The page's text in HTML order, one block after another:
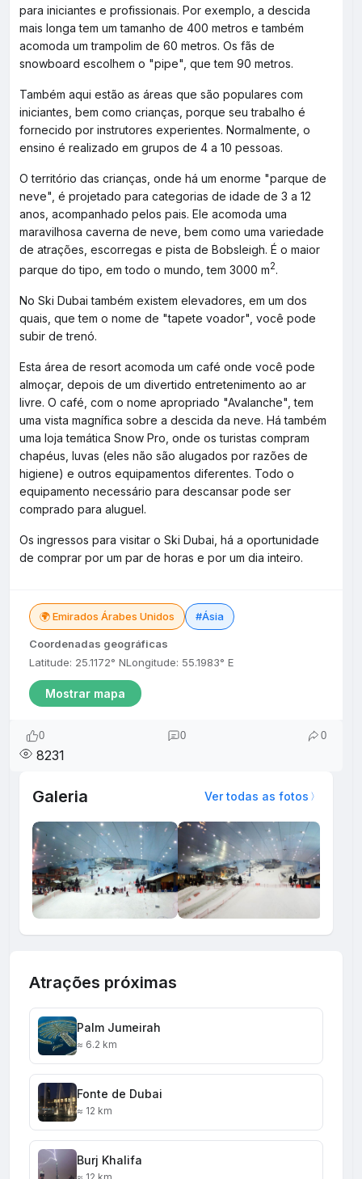
para iniciantes e profissionais. Por exemplo, a descida
mais longa tem um tamanho de 400 metros e também
acomoda um trampolim de 60 metros. Os fãs de
snowboard escolhem o "pipe", que tem 90 metros.
Também aqui estão as áreas que são populares com
iniciantes, bem como crianças, porque seu trabalho é
fornecido por instrutores experientes. Normalmente, o
ensino é realizado em grupos de 4 a 10 pessoas.
O território das crianças, onde há um enorme "parque de
neve", é projetado para categorias de idade de 3 a 12
anos, acompanhado pelos pais. Ele acomoda uma
maravilhosa caverna de neve, bem como uma variedade
de atrações, escorregas e pista de Bobsleigh. É o maior
parque do tipo, em todo o mundo, tem 3000 m2.
No Ski Dubai também existem elevadores, em um dos
quais, que tem o nome de "tapete voador", você pode
subir de trenó.
Esta área de resort acomoda um café onde você pode
almoçar, depois de um divertido entretenimento ao ar
livre. O café, com o nome apropriado "Avalanche", tem
uma vista magnífica sobre a descida da neve. Há também
uma loja temática Snow Pro, onde os turistas compram
chapéus, luvas (eles não são alugados por razões de
higiene) e outros equipamentos diferentes. Todo o
equipamento necessário para descansar pode ser
comprado para aluguel.
Os ingressos para visitar o Ski Dubai, há a oportunidade
de comprar por um par de horas e por um dia inteiro.
🌍 Emirados Árabes Unidos #Ásia
Coordenadas geográficas
Latitude: 25.1172° NLongitude: 55.1983° E
Mostrar mapa
0 0 0
8231
Galeria Ver todas as fotos
Atrações próximas
Palm Jumeirah
≈ 6.2 km
Fonte de Dubai
≈ 12 km
Burj Khalifa